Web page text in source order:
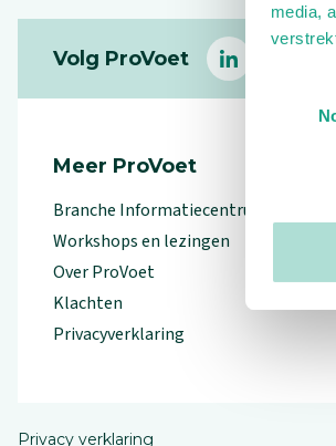
media,
Volg ProVoet
linkedin
Meer ProVoet
Branche Informatiecentrum
Workshops en lezingen
Over ProVoet
Klachten
Privacyverklaring
Privacy verklaring